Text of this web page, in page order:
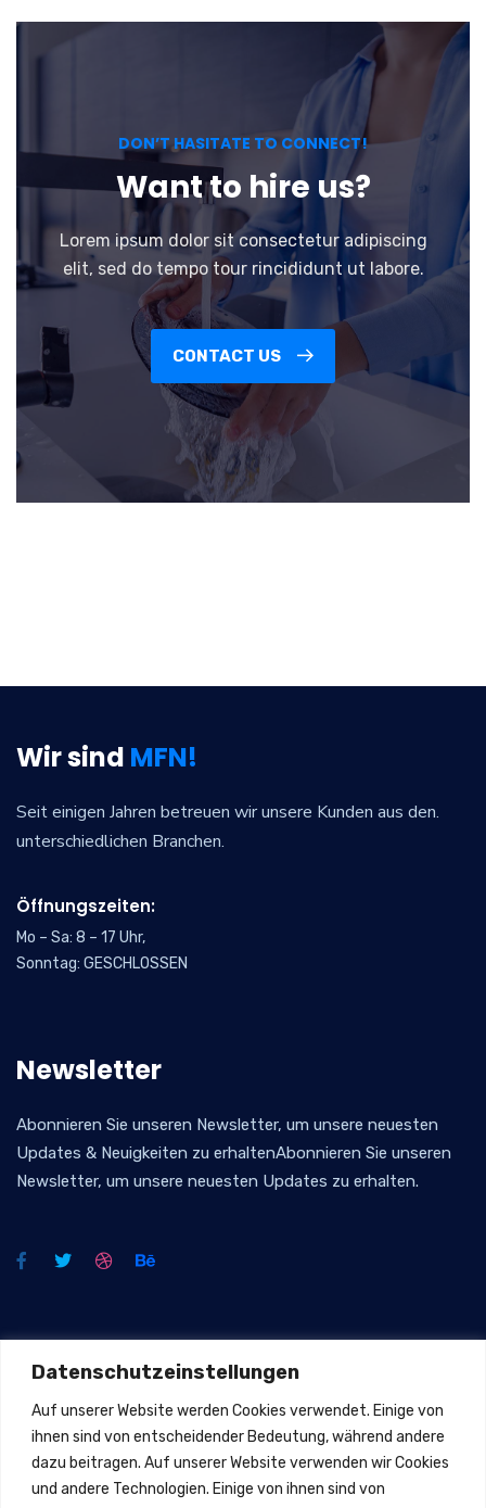
Datenschutzeinstellungen
Auf unserer Website werden Cookies verwendet. Einige von
ihnen sind von entscheidender Bedeutung, während andere
dazu beitragen. Auf unserer Website verwenden wir Cookies
und andere Technologien. Einige von ihnen sind von
DON’T HASITATE TO CONNECT!
Want to hire us?
Lorem ipsum dolor sit consectetur adipiscing
elit, sed do tempo tour rincididunt ut labore.
CONTACT US
Wir sind MFN!
Seit einigen Jahren betreuen wir unsere Kunden aus den.
unterschiedlichen Branchen.
Öffnungszeiten:
Mo – Sa: 8 – 17 Uhr,
Sonntag: GESCHLOSSEN
Newsletter
Abonnieren Sie unseren Newsletter, um unsere neuesten
Updates & Neuigkeiten zu erhaltenAbonnieren Sie unseren
Newsletter, um unsere neuesten Updates zu erhalten.
Offizielle Infos:
Parkstraße Str.49. 65795 Hattersheim am Main
0176-56970695